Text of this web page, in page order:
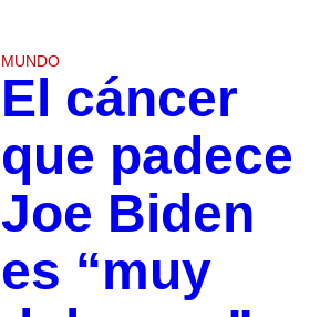
MUNDO
El cáncer
que padece
Joe Biden
es “muy